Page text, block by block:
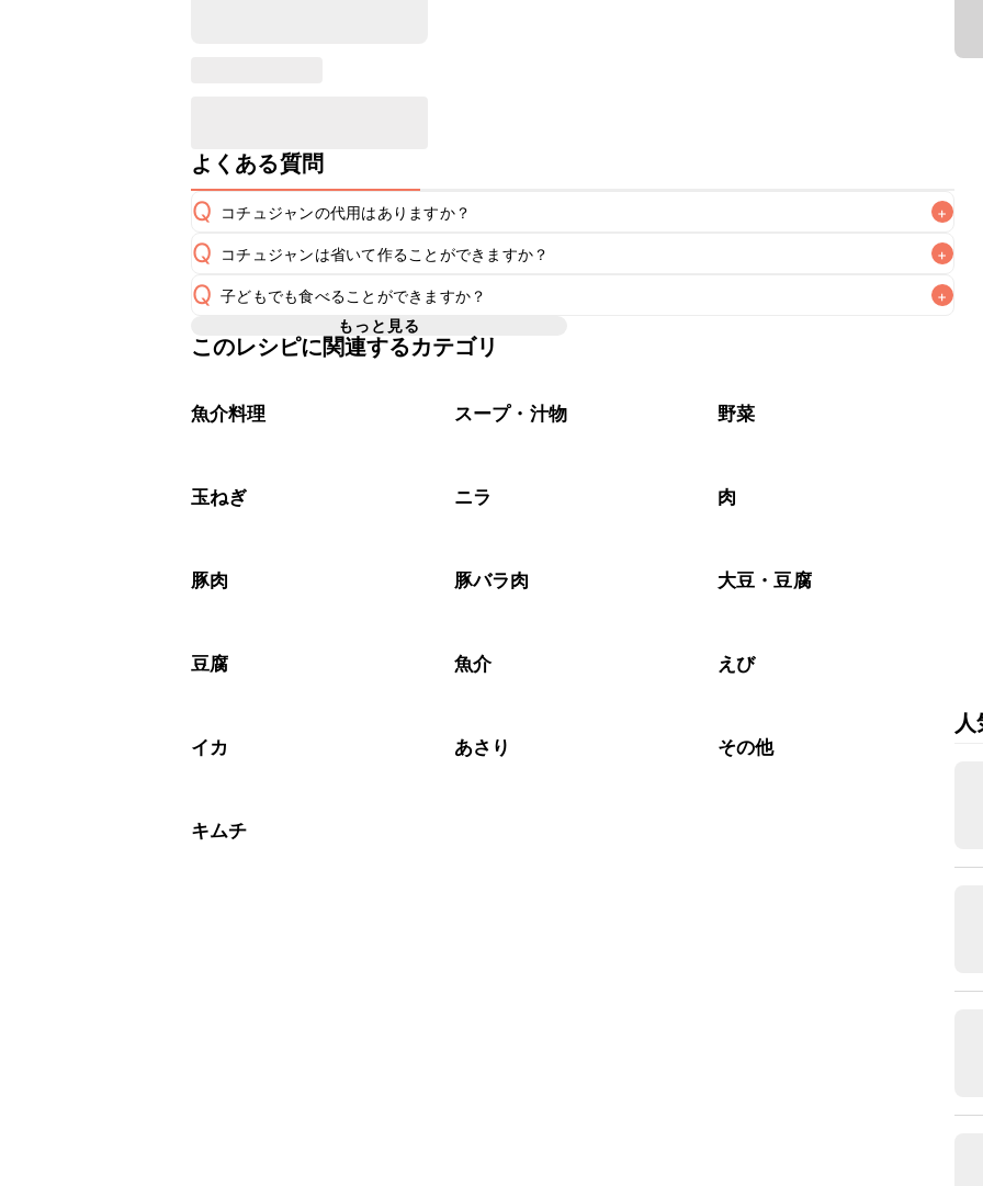
よくある質問
Q コチュジャンの代用はありますか？ +
A
Q コチュジャンは省いて作ることができますか？ +
使用量が少ない場合は省いてもお作りいただけますが、メインの味付けとして使用している場合は
省くと味がぼやける可能性があるため、
ます。
Q 子どもでも食べることができますか？ +
コチュジャンは甘辛い風味が特徴の食材なため、お子様や辛い味付けが苦手な方は風味や刺激を強
ピをご利用いただけますと幸いです。
もっと見る
このレシピに関連するカテゴリ
魚介料理 スープ・汁物 野菜
玉ねぎ ニラ 肉
豚肉 豚バラ肉 大豆・豆腐
豆腐 魚介 えび
イカ あさり その他
キムチ